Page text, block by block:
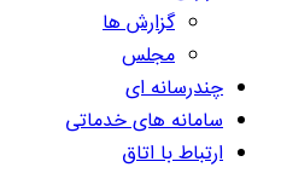
گزارش ها
مجلس
چندرسانه ای
سامانه های خدماتی
ارتباط با اتاق